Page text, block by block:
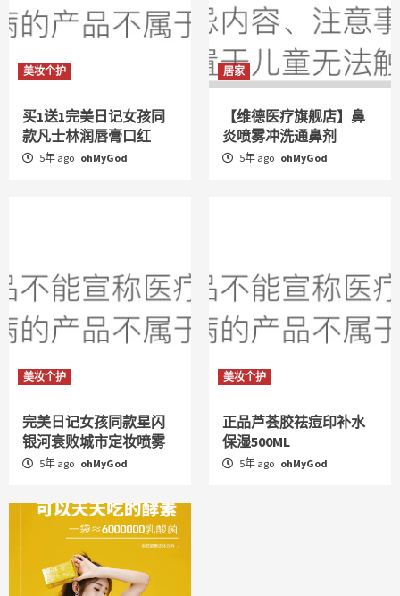
美妆个护
买1送1完美日记女孩同
款凡士林润唇膏口红
5年 ago ohMyGod
居家
【维德医疗旗舰店】鼻
炎喷雾冲洗通鼻剂
5年 ago ohMyGod
美妆个护
完美日记女孩同款星闪
银河衰败城市定妆喷雾
5年 ago ohMyGod
美妆个护
正品芦荟胶祛痘印补水
保湿500ML
5年 ago ohMyGod